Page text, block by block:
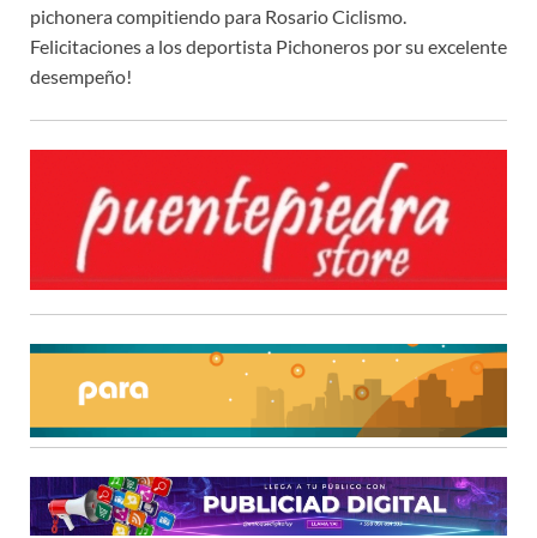
pichonera compitiendo para Rosario Ciclismo.
Felicitaciones a los deportista Pichoneros por su excelente
desempeño!